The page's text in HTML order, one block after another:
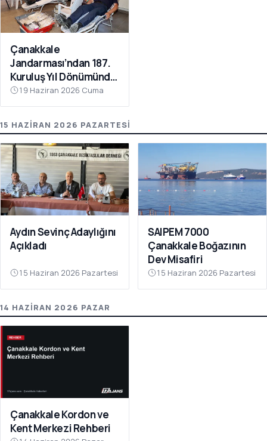
Çanakkale
Jandarması’ndan 187.
Kuruluş Yıl Dönümünde
Anlamlı Kan Bağışı
19 Haziran 2026 Cuma
15 HAZIRAN 2026 PAZARTESI
Aydın Sevinç Adaylığını
Açıkladı
15 Haziran 2026 Pazartesi
SAIPEM 7000
Çanakkale Boğazının
Dev Misafiri
15 Haziran 2026 Pazartesi
14 HAZIRAN 2026 PAZAR
Çanakkale Kordon ve
Kent Merkezi Rehberi